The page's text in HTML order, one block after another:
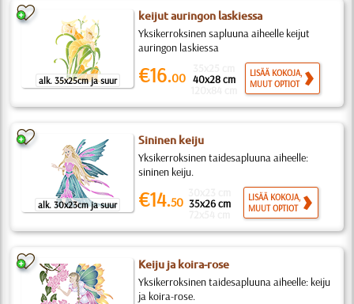
alk. 35x25cm ja suur
keijut auringon laskiessa
Yksikerroksinen sapluuna aiheelle keijut
auringon laskiessa
€16.00 40x28 cm
LISÄÄ KOKOJA,
MUUT OPTIOT
alk. 30x23cm ja suur
Sininen keiju
Yksikerroksinen taidesapluuna aiheelle:
sininen keiju.
€14.50 35x26 cm
LISÄÄ KOKOJA,
MUUT OPTIOT
Keiju ja koira-rose
Yksikerroksinen taidesapluuna aiheelle: keiju
ja koira-rose.